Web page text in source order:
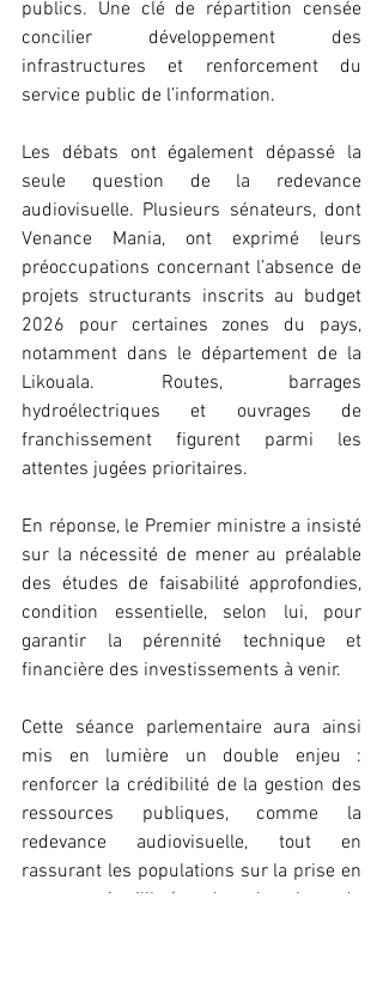
publics. Une clé de répartition censée
concilier développement des
infrastructures et renforcement du
service public de l’information.
Les débats ont également dépassé la
seule question de la redevance
audiovisuelle. Plusieurs sénateurs, dont
Venance Mania, ont exprimé leurs
préoccupations concernant l’absence de
projets structurants inscrits au budget
2026 pour certaines zones du pays,
notamment dans le département de la
Likouala. Routes, barrages
hydroélectriques et ouvrages de
franchissement figurent parmi les
attentes jugées prioritaires.
En réponse, le Premier ministre a insisté
sur la nécessité de mener au préalable
des études de faisabilité approfondies,
condition essentielle, selon lui, pour
garantir la pérennité technique et
financière des investissements à venir.
Cette séance parlementaire aura ainsi
mis en lumière un double enjeu :
renforcer la crédibilité de la gestion des
ressources publiques, comme la
redevance audiovisuelle, tout en
rassurant les populations sur la prise en
compte équilibrée des besoins de